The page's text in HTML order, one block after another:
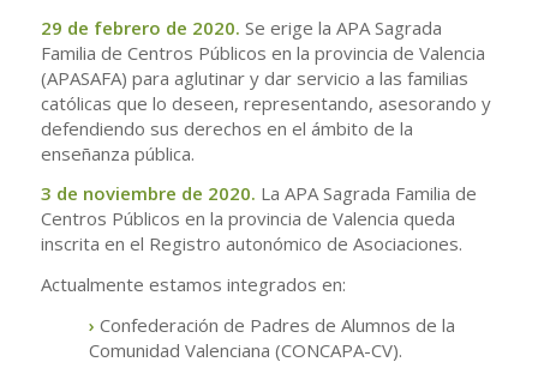
29 de febrero de 2020. Se erige la APA Sagrada
Familia de Centros Públicos en la provincia de Valencia
(APASAFA) para aglutinar y dar servicio a las familias
católicas que lo deseen, representando, asesorando y
defendiendo sus derechos en el ámbito de la
enseñanza pública.
3 de noviembre de 2020. La APA Sagrada Familia de
Centros Públicos en la provincia de Valencia queda
inscrita en el Registro autonómico de Asociaciones.
Actualmente estamos integrados en:
› Confederación de Padres de Alumnos de la
Comunidad Valenciana (CONCAPA-CV).